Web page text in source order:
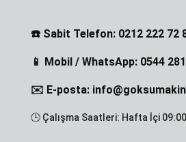
☎️ Sabit Telefon: 0212 222 72
📱 Mobil / WhatsApp: 0544
✉️ E-posta:
🕒 Çalışma Saatleri: Hafta İçi